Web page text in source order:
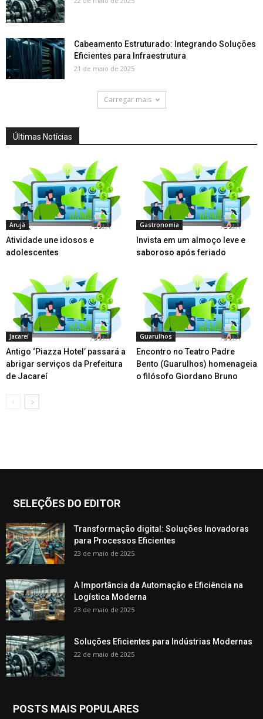
Cabeamento Estruturado: Integrando Soluções
Eficientes para Infraestrutura
21 de maio de 2025
Carregar mais
Últimas Notícias
Arujá
Atividade une idosos e
adolescentes
Gastronomia
Invista em um almoço leve e
saboroso após feriado
Jacareí
Antigo ‘Piazza Hotel’ passará a
abrigar serviços da Prefeitura
de Jacareí
Guarulhos
Encontro no Teatro Padre
Bento (Guarulhos) homenageia
o filósofo Giordano Bruno
SELEÇÕES DO EDITOR
Transformação digital: Soluções Inovadoras
para Processos Eficientes
23 de maio de 2025
A Importância da Automação e Eficiência na
Logística Moderna
23 de maio de 2025
Soluções Eficientes para Indústrias Modernas
22 de maio de 2025
POSTS MAIS POPULARES